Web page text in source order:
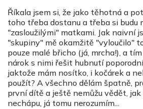
Říkala jsem si, že jako těhotná a
toho třeba dostanu a třeba si budu
"zasloužilými" matkami. Jak naivní
"skupiny" mě okamžitě "vyloučilo"
pouze malé břicho (já, mrcha!), a
nárok s nimi řešit hubnutí
jaktože mám nosítko, i kočárek a
použít? A všechno dělám špatně,
první dítě a ještě nemůžu vědět,
nechápu, já tomu nerozumím...